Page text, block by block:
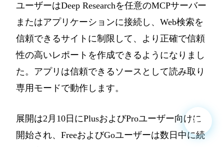
ユーザーはDeep Researchを任意のMCPサーバー
またはアプリケーションに接続し、Web検索を
信頼できるサイトに制限して、より正確で信頼
性の高いレポートを作成できるようになりまし
た。アプリは信頼できるソースとして読み取り
専用モードで動作します。
展開は2月10日にPlusおよびProユーザー向けに
開始され、FreeおよびGoユーザーは数日中に続